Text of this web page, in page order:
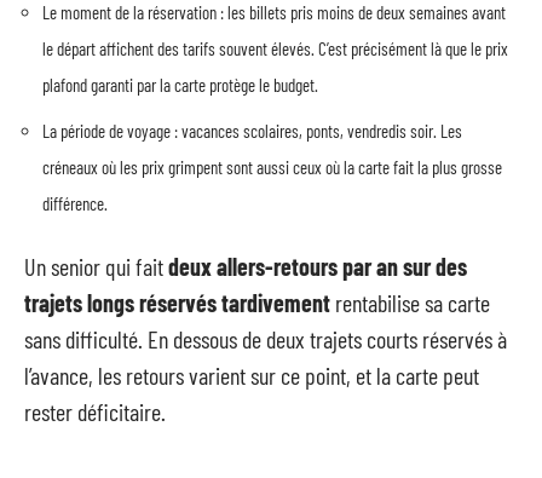
Le moment de la réservation : les billets pris moins de deux semaines avant
le départ affichent des tarifs souvent élevés. C’est précisément là que le prix
plafond garanti par la carte protège le budget.
La période de voyage : vacances scolaires, ponts, vendredis soir. Les
créneaux où les prix grimpent sont aussi ceux où la carte fait la plus grosse
différence.
Un senior qui faitdeux allers-retours par an sur des
trajets longs réservés tardivement rentabilise sa carte
sans difficulté. En dessous de deux trajets courts réservés à
l’avance, les retours varient sur ce point, et la carte peut
rester déficitaire.